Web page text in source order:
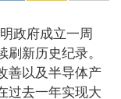
政府成立一周
新历史纪录。
善以及半导体产
过去一年实现大